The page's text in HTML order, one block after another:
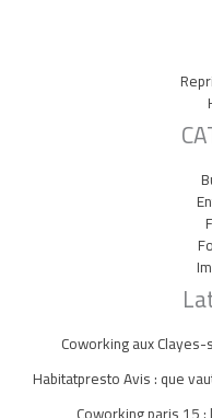
Coworking aux
Habitatpresto Avis : que